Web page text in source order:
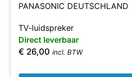
PANASONIC DEUTSCHLAND
TV-luidspreker
Direct leverbaar
€ 26,00 incl. BTW